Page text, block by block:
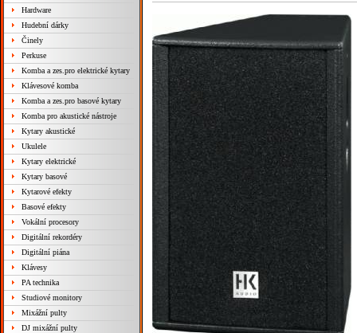
Hardware
Hudební dárky
Činely
Perkuse
Komba a zes.pro elektrické kytary
Klávesové komba
Komba a zes.pro basové kytary
Komba pro akustické nástroje
Kytary akustické
Ukulele
Kytary elektrické
Kytary basové
Kytarové efekty
Basové efekty
Vokální procesory
Digitální rekordéry
Digitální piána
Klávesy
PA technika
Studiové monitory
Mixážní pulty
DJ mixážní pulty